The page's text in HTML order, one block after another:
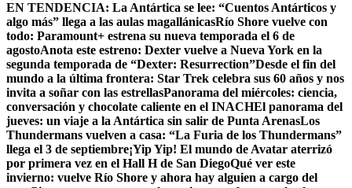
EN TENDENCIA: La Antártica se lee: “Cuentos Antárticos y
algo más” llega a las aulas magallánicasRío Shore vuelve con
todo: Paramount+ estrena su nueva temporada el 6 de
agostoAnota este estreno: Dexter vuelve a Nueva York en la
segunda temporada de “Dexter: Resurrection”Desde el fin del
mundo a la última frontera: Star Trek celebra sus 60 años y nos
invita a soñar con las estrellasPanorama del miércoles: ciencia,
conversación y chocolate caliente en el INACHEl panorama del
jueves: un viaje a la Antártica sin salir de Punta ArenasLos
Thundermans vuelven a casa: “La Furia de los Thundermans”
llega el 3 de septiembre¡Yip Yip! El mundo de Avatar aterrizó
por primera vez en el Hall H de San DiegoQué ver este
invierno: vuelve Río Shore y ahora hay alguien a cargo del